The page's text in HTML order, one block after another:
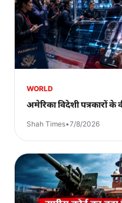
WORLD
अमेरिका विदेशी पत्रकारों
Shah Times•7/8/2026